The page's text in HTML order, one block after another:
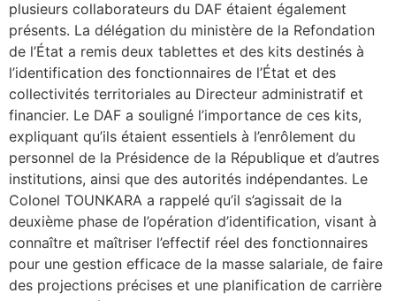
plusieurs collaborateurs du DAF étaient également
présents. La délégation du ministère de la Refondation
de l’État a remis deux tablettes et des kits destinés à
l’identification des fonctionnaires de l’État et des
collectivités territoriales au Directeur administratif et
financier. Le DAF a souligné l’importance de ces kits,
expliquant qu’ils étaient essentiels à l’enrôlement du
personnel de la Présidence de la République et d’autres
institutions, ainsi que des autorités indépendantes. Le
Colonel TOUNKARA a rappelé qu’il s’agissait de la
deuxième phase de l’opération d’identification, visant à
connaître et maîtriser l’effectif réel des fonctionnaires
pour une gestion efficace de la masse salariale, de faire
des projections précises et une planification de carrière